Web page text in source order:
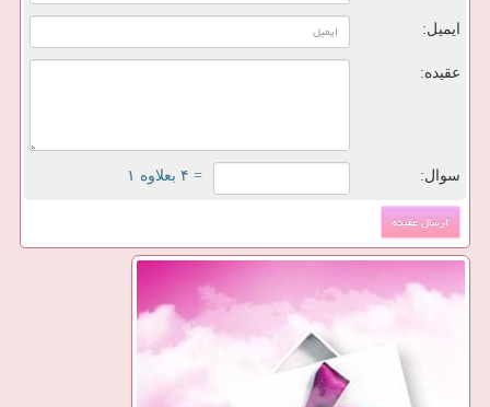
ایمیل:
عقیده:
سوال: = ۴ بعلاوه ۱